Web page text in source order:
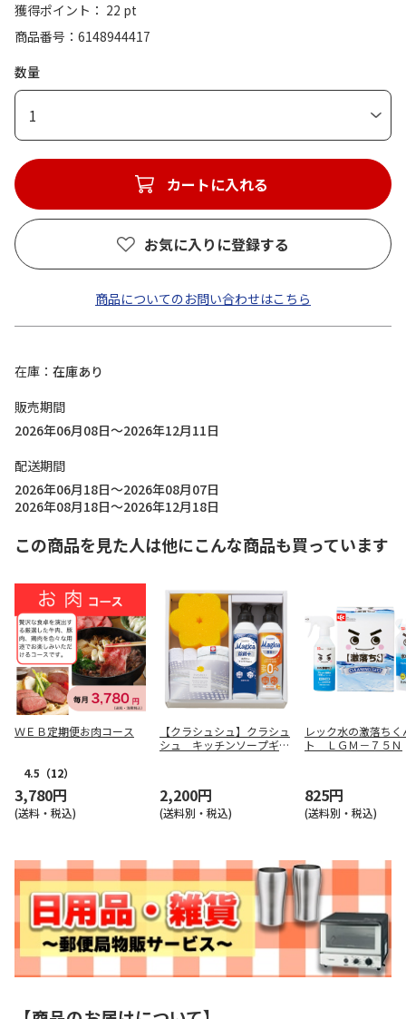
獲得ポイント： 22 pt
商品番号
6148944417
数量
1
カートに入れる
お気に入りに登録する
商品についてのお問い合わせはこちら
在庫
在庫あり
販売期間
2026年06月08日～2026年12月11日
配送期間
2026年06月18日～2026年08月07日
2026年08月18日～2026年12月18日
この商品を見た人は他にこんな商品も買っています
ＷＥＢ定期便お肉コース
4.5 （12）
3,780円
(送料・税込)
【クラシュシュ】クラシュ
シュ キッチンソープギフ
2,200円
(送料別・税込)
レック水の激落ち
ト ＬＧＭ－７５Ｎ
825円
(送料別・税込)